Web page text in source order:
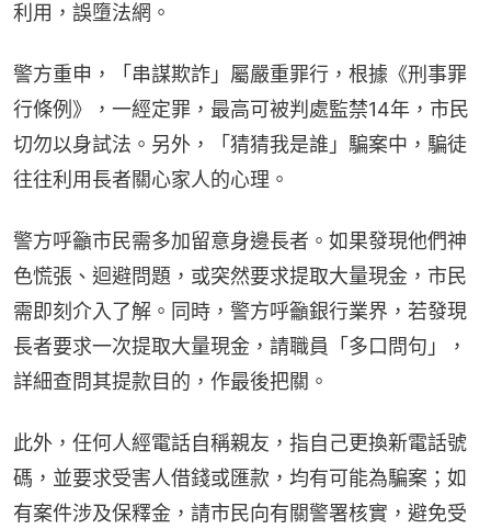
利用，誤墮法網。
警方重申，「串謀欺詐」屬嚴重罪行，根據《刑事罪
行條例》，一經定罪，最高可被判處監禁14年，市民
切勿以身試法。另外，「猜猜我是誰」騙案中，騙徒
往往利用長者關心家人的心理。
警方呼籲市民需多加留意身邊長者。如果發現他們神
色慌張、迴避問題，或突然要求提取大量現金，市民
需即刻介入了解。同時，警方呼籲銀行業界，若發現
長者要求一次提取大量現金，請職員「多口問句」，
詳細查問其提款目的，作最後把關。
此外，任何人經電話自稱親友，指自己更換新電話號
碼，並要求受害人借錢或匯款，均有可能為騙案；如
有案件涉及保釋金，請市民向有關警署核實，避免受